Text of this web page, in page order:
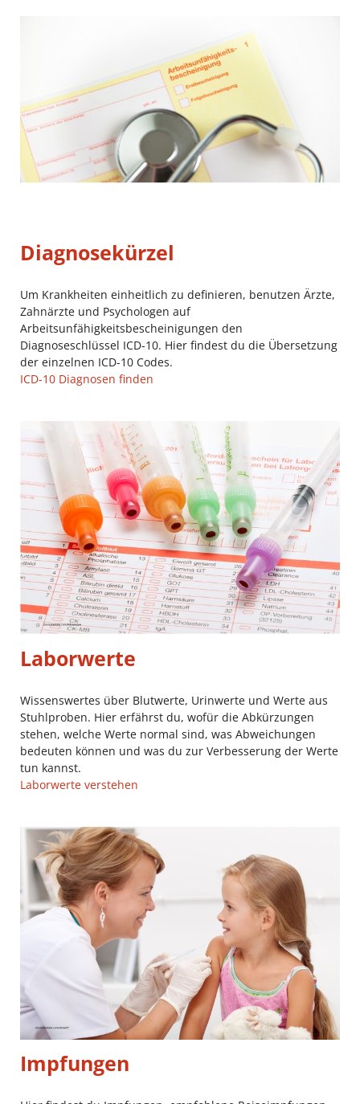
Diagnosekürzel
Um Krankheiten einheitlich zu definieren, benutzen Ärzte,
Zahnärzte und Psychologen auf
Arbeitsunfähigkeitsbescheinigungen den
Diagnoseschlüssel ICD-10. Hier findest du die Übersetzung
der einzelnen ICD-10 Codes.
ICD-10 Diagnosen finden
Laborwerte
Wissenswertes über Blutwerte, Urinwerte und Werte aus
Stuhlproben. Hier erfährst du, wofür die Abkürzungen
stehen, welche Werte normal sind, was Abweichungen
bedeuten können und was du zur Verbesserung der Werte
tun kannst.
Laborwerte verstehen
Impfungen